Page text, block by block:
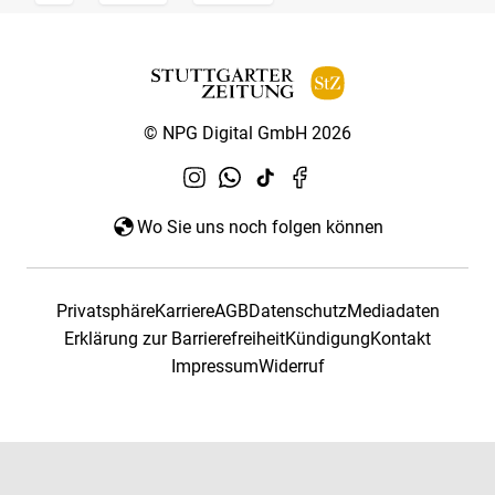
© NPG Digital GmbH 2026
Wo Sie uns noch folgen können
PrivatsphäreKarriereAGBDatenschutzMediadaten
Erklärung zur BarrierefreiheitKündigungKontakt
ImpressumWiderruf